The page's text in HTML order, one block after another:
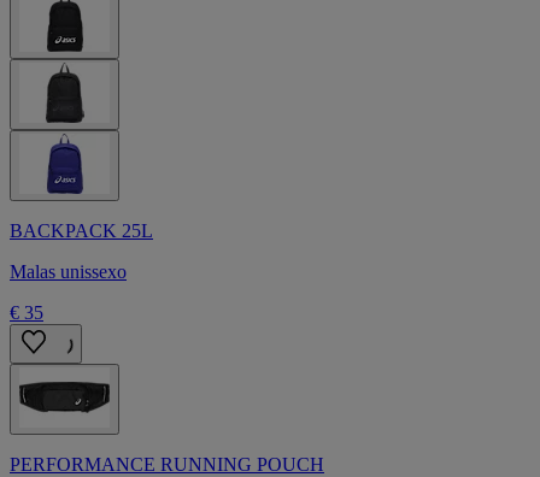
BACKPACK 25L
Malas unissexo
€ 35
PERFORMANCE RUNNING POUCH